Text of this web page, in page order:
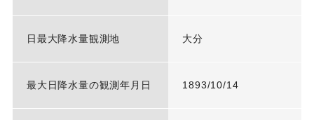
日最大降水量観測地 大分
最大日降水量の観測年月日 1893/10/14